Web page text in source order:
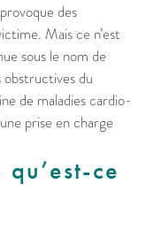
des
Mais ce n’est
sous le nom de
du
de maladies cardio-
prise en charge
qu’est-ce